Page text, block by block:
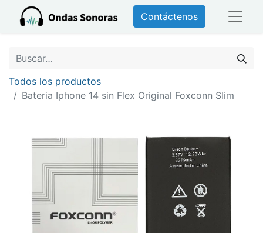
Contáctenos
Todos los productos
Bateria Iphone 14 sin Flex Original Foxconn Slim